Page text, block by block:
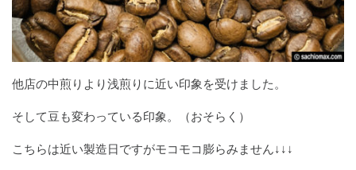
他店の中煎りより浅煎りに近い印象を受けました。
そして豆も変わっている印象。（おそらく）
こちらは近い製造日ですがモコモコ膨らみません↓↓↓